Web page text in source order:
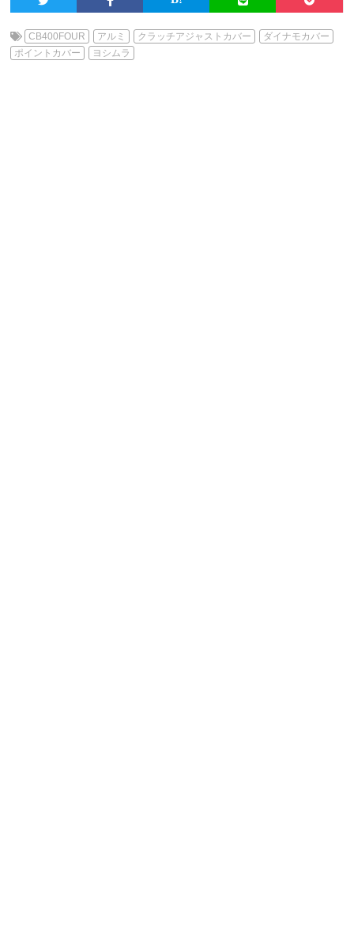
CB400FOUR アルミ クラッチアジャストカバー
ダイナモカバー
ポイントカバー
ヨシムラ